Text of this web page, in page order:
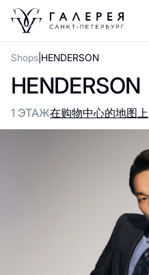
Shops HENDERSON
HENDERSON
1 ЭТАЖ在购物中心的地图上